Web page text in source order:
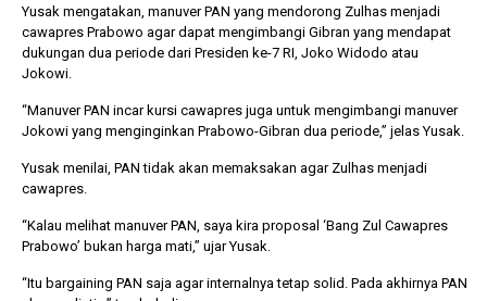
Yusak mengatakan, manuver PAN yang mendorong Zulhas menjadi
cawapres Prabowo agar dapat mengimbangi Gibran yang mendapat
dukungan dua periode dari Presiden ke-7 RI, Joko Widodo atau
Jokowi.
“Manuver PAN incar kursi cawapres juga untuk mengimbangi manuver
Jokowi yang menginginkan Prabowo-Gibran dua periode,” jelas Yusak.
Yusak menilai, PAN tidak akan memaksakan agar Zulhas menjadi
cawapres.
“Kalau melihat manuver PAN, saya kira proposal ‘Bang Zul Cawapres
Prabowo’ bukan harga mati,” ujar Yusak.
“Itu bargaining PAN saja agar internalnya tetap solid. Pada akhirnya PAN